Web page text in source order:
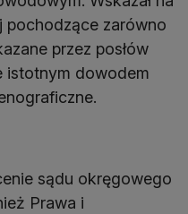
pochodzące zarówno
przez posłów
istotnym dowodem
sądu okręgowego
Prawa i